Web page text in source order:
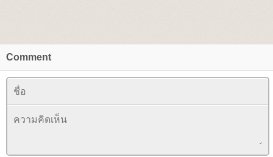
Comment